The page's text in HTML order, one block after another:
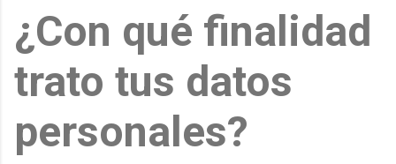
¿Con qué finalidad
trato tus datos
personales?